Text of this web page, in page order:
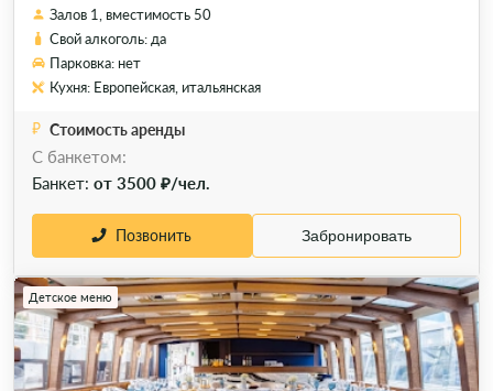
Залов 1, вместимость 50
Свой алкоголь: да
Парковка: нет
Кухня: Европейская, итальянская
Стоимость аренды
C банкетом:
Банкет: от 3500 ₽/чел.
Позвонить Забронировать
Детское меню